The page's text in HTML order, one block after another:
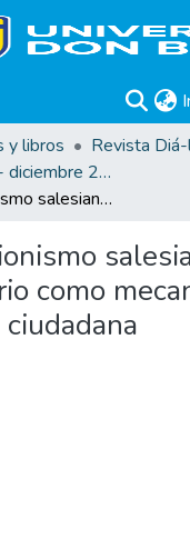
y libros
Revista
No. 14, Julio - diciembre 2014
El asociacionismo salesiano universitario como mecanismo de educación ciudadana
como